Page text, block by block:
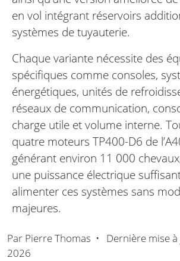
en vol intégrant réservoirs
systèmes de tuyauterie.
Chaque variante nécessite des
spécifiques comme consoles,
énergétiques, unités de
réseaux de communication,
charge utile et volume interne.
quatre moteurs TP400-D6 de
générant environ 11 000
une puissance électrique
alimenter ces systèmes sans
majeures.
Par Pierre Thomas • Dernière mise
2026